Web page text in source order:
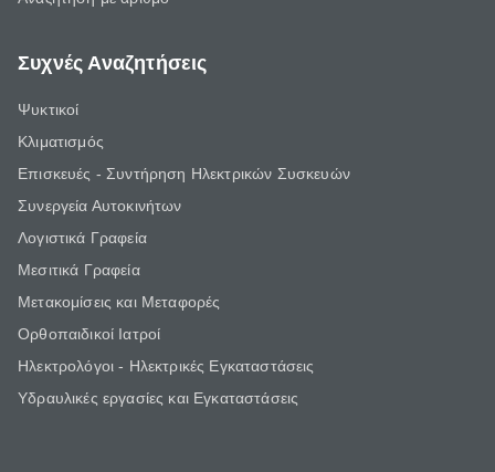
Συχνές Αναζητήσεις
Ψυκτικοί
Κλιματισμός
Επισκευές - Συντήρηση Ηλεκτρικών Συσκευών
Συνεργεία Αυτοκινήτων
Λογιστικά Γραφεία
Μεσιτικά Γραφεία
Μετακομίσεις και Μεταφορές
Ορθοπαιδικοί Ιατροί
Ηλεκτρολόγοι - Ηλεκτρικές Εγκαταστάσεις
Υδραυλικές εργασίες και Εγκαταστάσεις